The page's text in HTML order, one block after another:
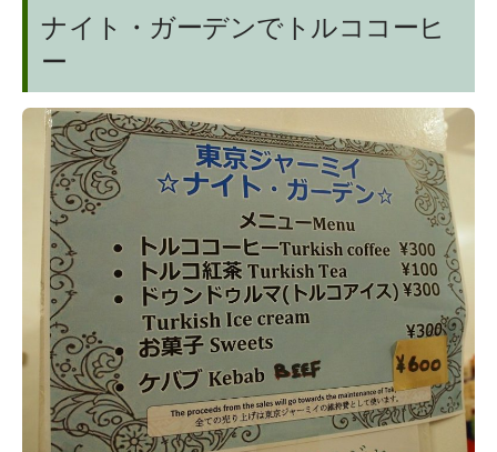
ナイト・ガーデンでトルココーヒ
ー